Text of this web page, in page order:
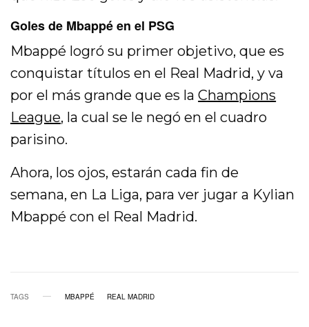
Goles de Mbappé en el PSG
Mbappé logró su primer objetivo, que es
conquistar títulos en el Real Madrid, y va
por el más grande que es laChampions
League, la cual se le negó en el cuadro
parisino.
Ahora, los ojos, estarán cada fin de
semana, en La Liga, para ver jugar a Kylian
Mbappé con el Real Madrid.
TAGS MBAPPÉ REAL MADRID